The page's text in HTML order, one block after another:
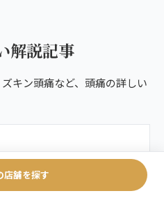
解説記事
キン頭痛など、頭痛の詳しい
因・セルフケア・giversメソッ
全国125院。口コミ20,…
›
店舗を探す